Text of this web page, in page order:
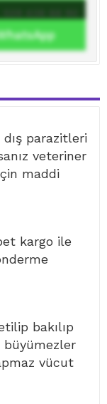
parazitleri
veteriner
maddi
kargo ile
bakılıp
vücut